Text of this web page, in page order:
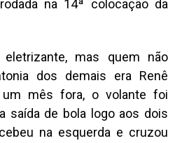
na 14ª colocação da
mas quem não
dos demais era Renê
um mês fora, o volante foi
saída de bola logo aos dois
na esquerda e cruzou